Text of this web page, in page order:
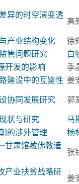
异的时空演变透
高
产业结构变化
徐
管问题研究
白
开发的影响
季
建设中的互鉴性 姜
协同发展研究
郭
状与研究
马
的涉外管理
杨
甘肃馆藏佛教造
张
产业扶贫战略研
姜